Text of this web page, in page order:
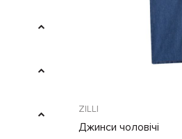
ZILLI
Джинси чоловічі